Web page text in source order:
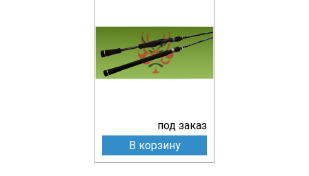
под заказ
В корзину